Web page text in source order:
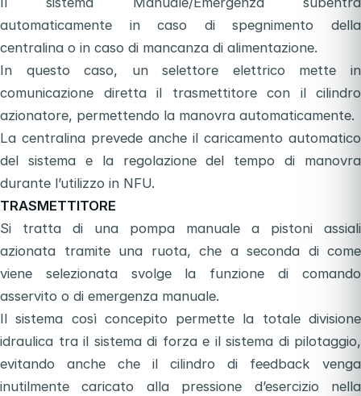
automaticamente in caso di spegnimento della
centralina o in caso di mancanza di alimentazione.
In questo caso, un selettore elettrico mette in
comunicazione diretta il trasmettitore con il cilindro
azionatore, permettendo la manovra automaticamente.
La centralina prevede anche il caricamento automatico
del sistema e la regolazione del tempo di manovra
durante l’utilizzo in NFU.
TRASMETTITORE
Si tratta di una pompa manuale a pistoni assiali
azionata tramite una ruota, che a seconda di come
viene selezionata svolge la funzione di comando
asservito o di emergenza manuale.
Il sistema così concepito permette la totale divisione
idraulica tra il sistema di forza e il sistema di pilotaggio,
evitando anche che il cilindro di feedback venga
inutilmente caricato alla pressione d’esercizio nella